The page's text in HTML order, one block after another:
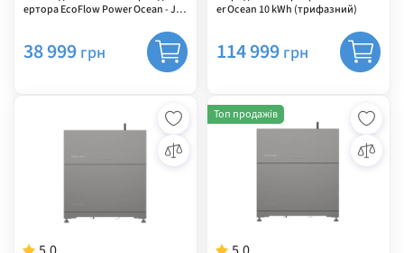
ертора EcoFlow Power Ocean - Ju
38 999 грн
er Ocean 10 kWh (трифазний)
114 999 грн
Топ продажів